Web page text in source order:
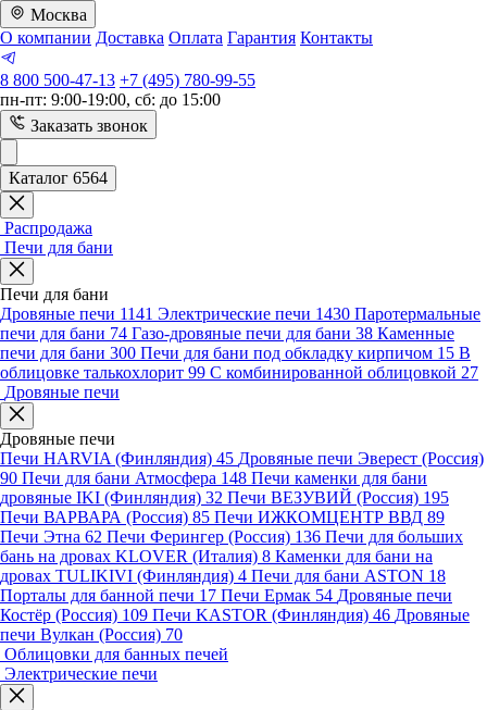
Москва
О компании Доставка Оплата Гарантия Контакты
8 800 500-47-13 +7 (495) 780-99-55
пн-пт: 9:00-19:00, сб: до 15:00
Заказать звонок
Каталог 6564
Распродажа
Печи для бани
Печи для бани
Дровяные печи 1141 Электрические печи 1430 Паротермальные
печи для бани 74 Газо-дровяные печи для бани 38 Каменные
печи для бани 300 Печи для бани под обкладку кирпичом 15 В
облицовке талькохлорит 99 С комбинированной облицовкой 27
Дровяные печи
Дровяные печи
Печи HARVIA (Финляндия) 45 Дровяные печи Эверест (Россия)
90 Печи для бани Атмосфера 148 Печи каменки для бани
дровяные IKI (Финляндия) 32 Печи ВЕЗУВИЙ (Россия) 195
Печи ВАРВАРА (Россия) 85 Печи ИЖКОМЦЕНТР ВВД 89
Печи Этна 62 Печи Ферингер (Россия) 136 Печи для больших
бань на дровах KLOVER (Италия) 8 Каменки для бани на
дровах TULIKIVI (Финляндия) 4 Печи для бани ASTON 18
Порталы для банной печи 17 Печи Ермак 54 Дровяные печи
Костёр (Россия) 109 Печи KASTOR (Финляндия) 46 Дровяные
печи Вулкан (Россия) 70
Облицовки для банных печей
Электрические печи